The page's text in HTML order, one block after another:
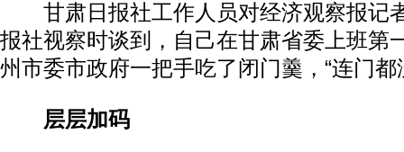
甘肃日报社工作人员对经济观察报记
报社视察时谈到，自己在甘肃省委上班第
州市委市政府一把手吃了闭门羹，“连门都
层层加码